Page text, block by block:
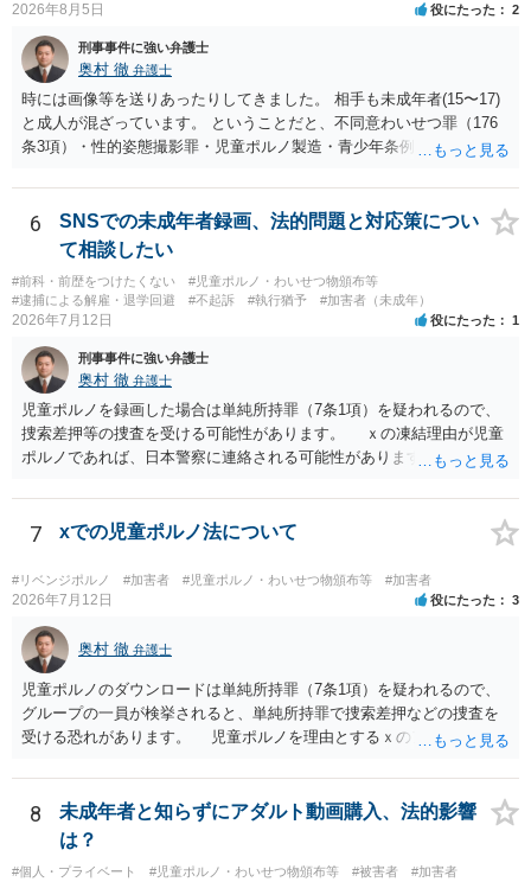
2026年8月5日 役にたった 2
刑事事件に強い弁護士
奥村 徹 弁護士
時には画像等を送りあったりしてきました。 相手も未成年者(15〜17)
と成人が混ざっています。 ということだと、不同意わいせつ罪（176
条3項）・性的姿態撮影罪・児童ポルノ製造・青少年条例違反（わいせ
で、警察にバレれば、それなりの捜査を受けるでしょう。
6
SNSでの未成年者録画、法的問題と対応策につい
て相談したい
#前科・前歴をつけたくない
#児童ポルノ・わいせつ物頒布等
#逮捕による解雇・退学回避
#不起訴 #執行猶予 #加害者（未成年）
2026年7月12日 役にたった 1
刑事事件に強い弁護士
奥村 徹 弁護士
児童ポルノを録画した場合は単純所持罪（7条1項）を疑われるので、
捜索差押等の捜査を受ける可能性があります。 ｘの凍結理由が児童
ポルノであれば、日本警察に連絡される可能性があります。 対応と
るなり、警察に相談するなり、検討してください
7 xでの児童ポルノ法について
#リベンジポルノ #加害者 #児童ポルノ・わいせつ物頒布等 #加害者
2026年7月12日 役にたった 3
奥村 徹 弁護士
児童ポルノのダウンロードは単純所持罪（7条1項）を疑われるので、
グループの一員が検挙されると、単純所持罪で捜索差押などの捜査を
受ける恐れがあります。 児童ポルノを理由とするｘのアカウント凍
は珍しくない）、これも捜索差押を受けるおそれがあります
8
未成年者と知らずにアダルト動画購入、法的影響
は？
#個人・プライベート #児童ポルノ・わいせつ物頒布等 #被害者 #加害者